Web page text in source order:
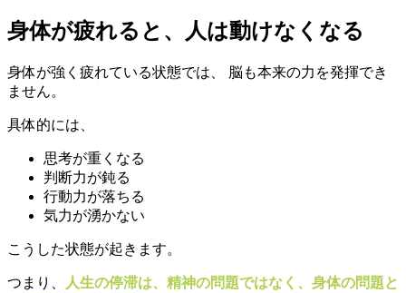
身体が疲れると、人は動けなくなる
身体が強く疲れている状態では、 脳も本来の力を発揮でき
ません。
具体的には、
思考が重くなる
判断力が鈍る
行動力が落ちる
気力が湧かない
こうした状態が起きます。
つまり、
人生の停滞は、精神の問題ではなく、身体の問題と